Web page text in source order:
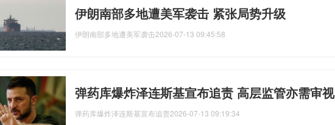
伊朗南部多地遭美军袭击 紧张局势升级
伊朗南部多地遭美军袭击2026-07-13 09:45:58
弹药库爆炸泽连斯基宣布追责 高层监管亦需审视
弹药库爆炸泽连斯基宣布追责2026-07-13 09:19:34